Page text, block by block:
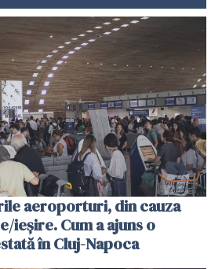
aeroporturi, din cauza
ieșire. Cum a ajuns o
în Cluj-Napoca